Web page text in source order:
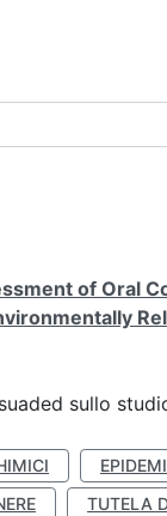
of Oral
sullo
TUTELA